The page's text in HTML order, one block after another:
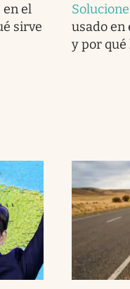
en el
sirve
usado en
y por